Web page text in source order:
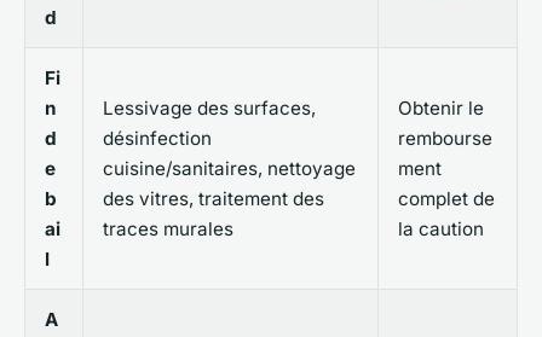
d
Fi
n
d
e
b
ai
l
Lessivage des surfaces,
désinfection
cuisine/sanitaires, nettoyage
des vitres, traitement des
traces murales
Obtenir le
rembourse
ment
complet de
la caution
A